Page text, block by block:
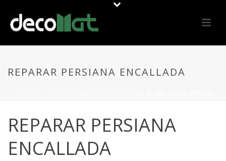
REPARAR PERSIANA ENCALLADA
REPARAR PERSIANA
ENCALLADA